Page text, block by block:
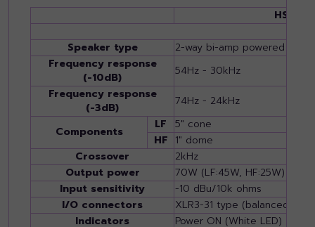
HS5IW
Speaker type
2-way bi-amp powered
Frequency response
(-10dB)
54Hz - 30kHz
Frequency response
(-3dB)
74Hz - 24kHz
Components
LF
5" cone
HF 1" dome
Crossover
2kHz
Output power
70W (LF:45W, HF:25W)
Input sensitivity
-10 dBu/10k ohms
I/O connectors
XLR3-31 type (balanced),
Indicators
Power ON (White LED)